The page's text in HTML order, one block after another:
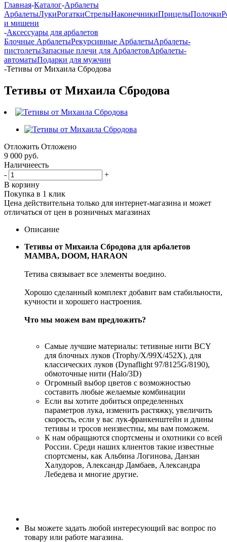
Главная-Каталог-Арбалеты
АрбалетыЛукиРогаткиСтрелыНаконечникиПрицелыПолочки
и мишени
-Аксессуары для арбалетов
Блочные АрбалетыРекурсивные АрбалетыАрбалеты-
пистолетыЗапасные плечи для АрбалетовАрбалеты-
автоматыПодарки для мужчин
-Тетивы от Михаила Сбродова
Тетивы от Михаила Сбродова
Отложить Отложено
9 000 руб.
Наличиеесть
-
+
В корзину
Покупка в 1 клик
Цена действительна только для интернет-магазина и может
отличаться от цен в розничных магазинах
Описание
Тетивы от Михаила Сбродова для арбалетов
MAMBA, DOOM, HARAON
Тетива связывает все элементы воедино.
Хорошо сделанный комплект добавит вам стабильности,
кучности и хорошего настроения.
Что мы можем вам предложить?
Самые лучшие материалы: тетивные нити BCY
для блочных луков (Trophy/X/99X/452X), для
классических луков (Dynaflight 97/8125G/8190),
обмоточные нити (Halo/3D)
Огромный выбор цветов с возможностью
составить любые желаемые комбинации
Если вы хотите добиться определенных
параметров лука, изменить растяжку, увеличить
скорость, если у вас лук-франкенштейн и длины
тетивы и тросов неизвестны, мы вам поможем.
К нам обращаются спортсмены и охотники со всей
России. Среди наших клиентов такие известные
спортсмены, как Альбина Логинова, Данзан
Халудоров, Александр Дамбаев, Александра
Лебедева и многие другие.
Вы можете задать любой интересующий вас вопрос по
товару или работе магазина.